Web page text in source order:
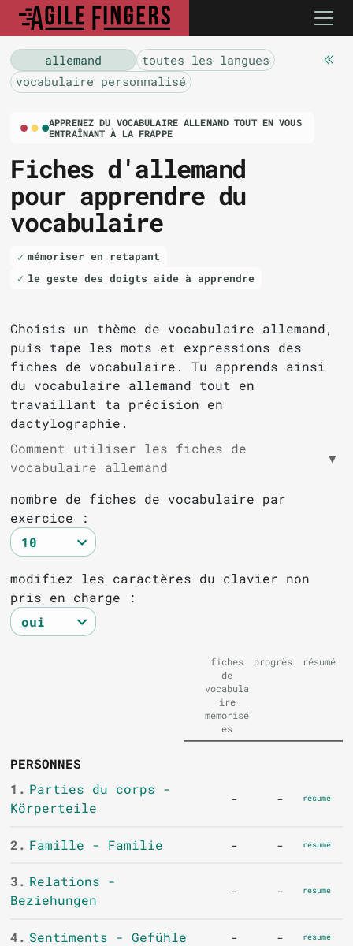
allemand
toutes les langues
vocabulaire personnalisé
APPRENEZ DU VOCABULAIRE ALLEMAND TOUT EN VOUS
ENTRAÎNANT À LA FRAPPE
Fiches d'allemand
pour apprendre du
vocabulaire
mémoriser en retapant
le geste des doigts aide à apprendre
Choisis un thème de vocabulaire allemand,
puis tape les mots et expressions des
fiches de vocabulaire. Tu apprends ainsi
du vocabulaire allemand tout en
travaillant ta précision en
dactylographie.
Comment utiliser les fiches de
vocabulaire allemand
▼
nombre de fiches de vocabulaire par
exercice :
modifiez les caractères du clavier non
pris en charge :
fiches
de
vocabula
ire
mémorisé
es
progrès résumé
PERSONNES
1. Parties du corps -
Körperteile
- - résumé
2. Famille - Familie - - résumé
3. Relations -
Beziehungen
- - résumé
4. Sentiments - Gefühle - - résumé